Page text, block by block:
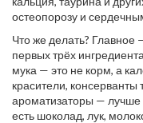
остеопорозу и
Что же делать? Главное
первых трёх
мука — это не корм, а
красители,
ароматизаторы — лучше
есть шоколад, лук,